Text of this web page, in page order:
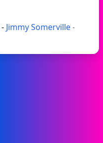
- Jimmy Somerville -